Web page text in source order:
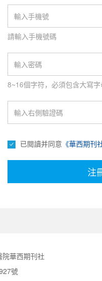
請輸入手機號碼
8~16個字符，必須包含大寫
已閱讀并同意 《華西期刊
華西期刊社
號